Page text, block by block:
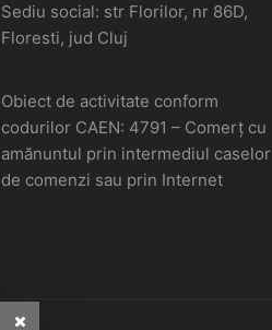
Sediu social: str Florilor, nr 86D,
Floresti, jud Cluj
Obiect de activitate conform
codurilor CAEN: 4791 – Comerţ cu
amănuntul prin intermediul caselor
de comenzi sau prin Internet